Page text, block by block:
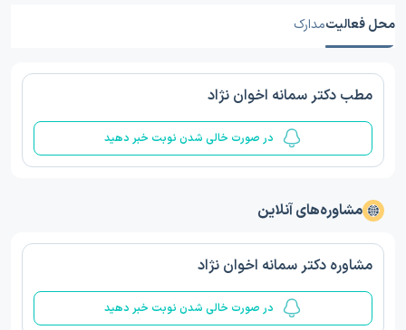
محل فعالیتمدارک
مطب دکتر سمانه اخوان نژاد
در صورت خالی شدن نوبت خبر دهید
مشاوره‌های آنلاین
مشاوره دکتر سمانه اخوان نژاد
در صورت خالی شدن نوبت خبر دهید